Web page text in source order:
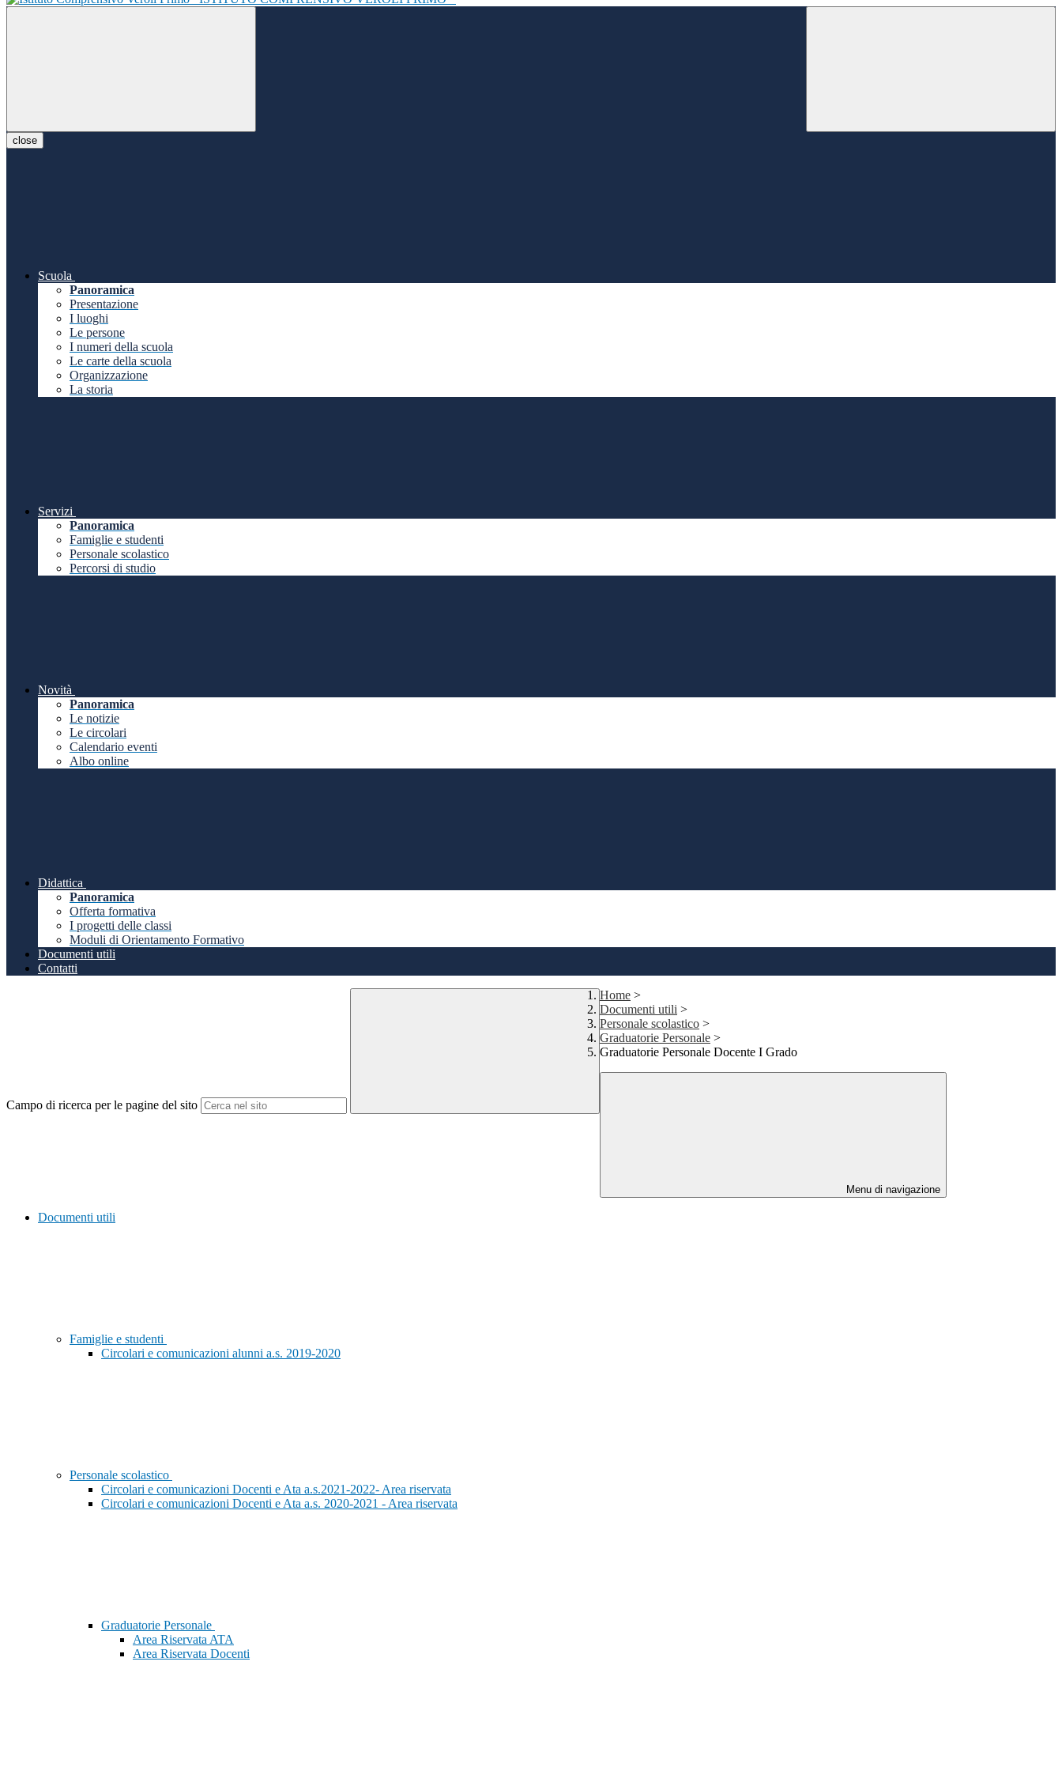
close
Scuola
Panoramica
Presentazione
I luoghi
Le persone
I numeri della scuola
Le carte della scuola
Organizzazione
La storia
Servizi
Panoramica
Famiglie e studenti
Personale scolastico
Percorsi di studio
Novità
Panoramica
Le notizie
Le circolari
Calendario eventi
Albo online
Didattica
Panoramica
Offerta formativa
I progetti delle classi
Moduli di Orientamento Formativo
Documenti utili
Contatti
Campo di ricerca per le pagine del sito
Home >
Documenti utili >
Personale scolastico >
Graduatorie Personale >
Graduatorie Personale Docente I Grado
Menu di navigazione
Documenti utili
Famiglie e studenti
Circolari e comunicazioni alunni a.s. 2019-2020
Personale scolastico
Circolari e comunicazioni Docenti e Ata a.s.2021-2022- Area riservata
Circolari e comunicazioni Docenti e Ata a.s. 2020-2021 - Area riservata
Graduatorie Personale
Area Riservata ATA
Area Riservata Docenti